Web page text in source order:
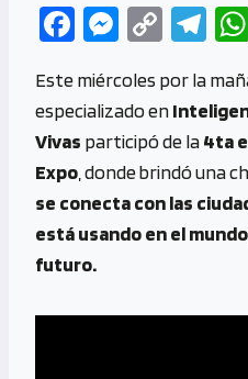
Fa
b
o
o
k
M
se
n
g
er
C
py
Li
n
k
Te
gr
a
m
Este miércoles por la
especializado en
Vivas participó de la4ta
Expo , donde brindó una
se conecta con las
está usando en el
futuro.